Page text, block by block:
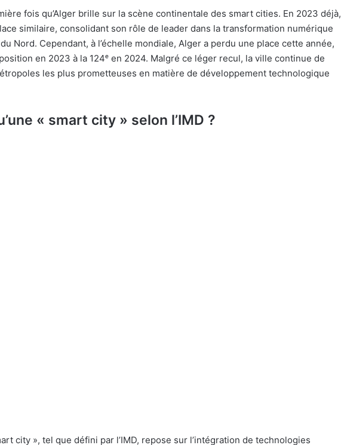
fois qu’Alger brille sur la scène continentale des smart cities. En 2023 déjà,
similaire, consolidant son rôle de leader dans la transformation numérique
Nord. Cependant, à l’échelle mondiale, Alger a perdu une place cette année,
en 2023 à la 124ᵉ en 2024. Malgré ce léger recul, la ville continue de
les plus prometteuses en matière de développement technologique
« smart city » selon l’IMD ?
city », tel que défini par l’IMD, repose sur l’intégration de technologies